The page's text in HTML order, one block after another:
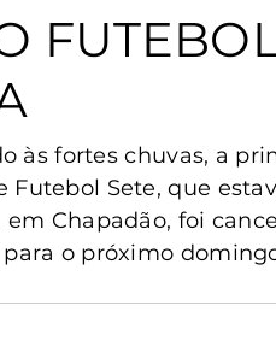
Sul Conselho Tutelar
às fortes chuvas, a
Sete, que
em Chapadão, foi
o próximo